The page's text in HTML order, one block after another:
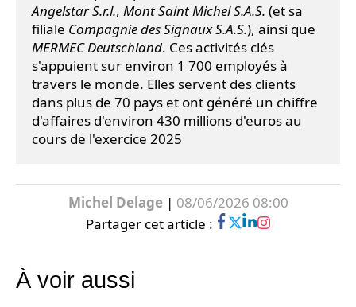
Angelstar S.r.l., Mont Saint Michel S.A.S. (et sa
filiale Compagnie des Signaux S.A.S.
MERMEC Deutschland. Ces activités clés
s'appuient sur environ 1 700 employés à
travers le monde. Elles servent des clients
dans plus de 70 pays et ont généré un chiffre
d'affaires d'environ 430 millions d'euros au
cours de l'exercice 2025
Michel Delage| 08/06/2026 08:00
Partager cet article :
À voir aussi